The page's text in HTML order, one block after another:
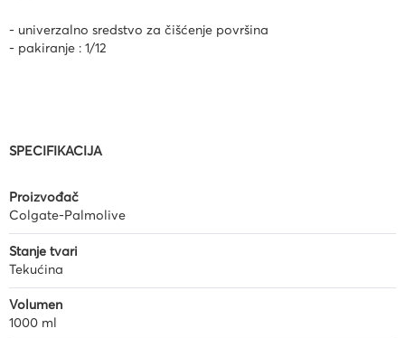
- univerzalno sredstvo za čišćenje površina
- pakiranje : 1/12
SPECIFIKACIJA
Proizvođač
Colgate-Palmolive
Stanje tvari
Tekućina
Volumen
1000 ml